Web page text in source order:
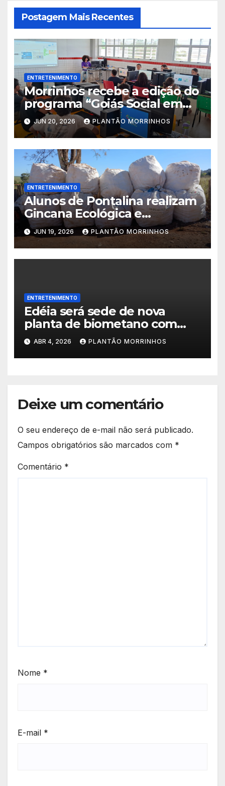
Postagem Mais Recentes
ENTRETENIMENTO
Morrinhos recebe a edição do
programa “Goiás Social em
Ação” com diversos serviços
gratuitos
JUN 20, 2026 PLANTÃO MORRINHOS
ENTRETENIMENTO
Alunos de Pontalina realizam
Gincana Ecológica e
conquistam visita ao Parque
Jatobá Centenário em
Morrinhos.
JUN 19, 2026 PLANTÃO MORRINHOS
ENTRETENIMENTO
Edéia será sede de nova
planta de biometano com
investimento de R$ 245
milhões
ABR 4, 2026 PLANTÃO MORRINHOS
Deixe um comentário
O seu endereço de e-mail não será publicado.
Campos obrigatórios são marcados com *
Comentário *
Nome *
E-mail *